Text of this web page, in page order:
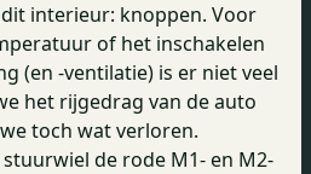
interieur: knoppen. Voor
of het inschakelen
(en -ventilatie) is er niet veel
het rijgedrag van de auto
toch wat verloren.
de rode M1- en M2-